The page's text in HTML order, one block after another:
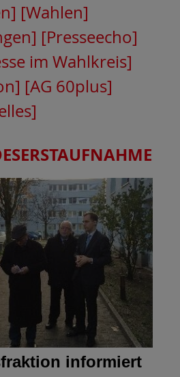
[Wahlen]
[Presseecho]
im Wahlkreis]
[AG 60plus]
informiert